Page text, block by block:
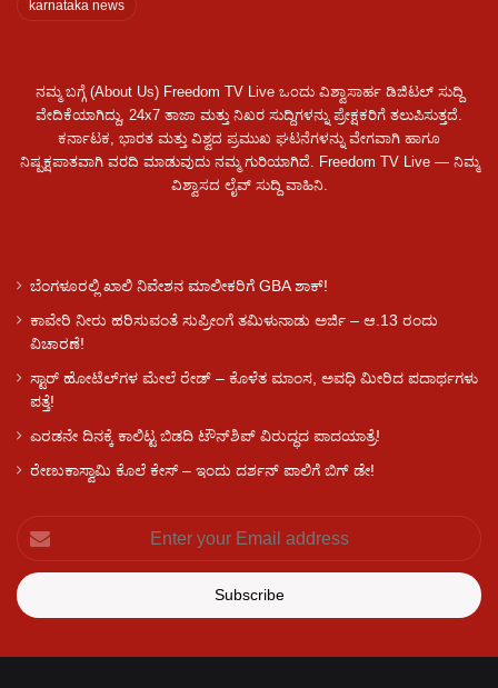
karnataka news
ನಮ್ಮ ಬಗ್ಗೆ (About Us) Freedom TV Live ಒಂದು ವಿಶ್ವಾಸಾರ್ಹ ಡಿಜಿಟಲ್ ಸುದ್ದಿ
ವೇದಿಕೆಯಾಗಿದ್ದು, 24x7 ತಾಜಾ ಮತ್ತು ನಿಖರ ಸುದ್ದಿಗಳನ್ನು ಪ್ರೇಕ್ಷಕರಿಗೆ ತಲುಪಿಸುತ್ತದೆ.
ಕರ್ನಾಟಕ, ಭಾರತ ಮತ್ತು ವಿಶ್ವದ ಪ್ರಮುಖ ಘಟನೆಗಳನ್ನು ವೇಗವಾಗಿ ಹಾಗೂ
ನಿಷ್ಪಕ್ಷಪಾತವಾಗಿ ವರದಿ ಮಾಡುವುದು ನಮ್ಮ ಗುರಿಯಾಗಿದೆ. Freedom TV Live — ನಿಮ್ಮ
ವಿಶ್ವಾಸದ ಲೈವ್ ಸುದ್ದಿ ವಾಹಿನಿ.
ಬೆಂಗಳೂರಲ್ಲಿ ಖಾಲಿ ನಿವೇಶನ ಮಾಲೀಕರಿಗೆ GBA ಶಾಕ್!
ಕಾವೇರಿ ನೀರು ಹರಿಸುವಂತೆ ಸುಪ್ರೀಂಗೆ ತಮಿಳುನಾಡು ಅರ್ಜಿ – ಆ.13 ರಂದು
ವಿಚಾರಣೆ!
ಸ್ಟಾರ್ ಹೋಟೆಲ್​​​ಗಳ ಮೇಲೆ ರೇಡ್ – ಕೊಳೆತ ಮಾಂಸ, ಅವಧಿ ಮೀರಿದ ಪದಾರ್ಥಗಳು
ಪತ್ತೆ!
ಎರಡನೇ ದಿನಕ್ಕೆ ಕಾಲಿಟ್ಟ ಬಿಡದಿ ಟೌನ್​ಶಿಪ್ ವಿರುದ್ಧದ ಪಾದಯಾತ್ರೆ!
ರೇಣುಕಾಸ್ವಾಮಿ ಕೊಲೆ‌ ಕೇಸ್​ – ಇಂದು ದರ್ಶನ್ ಪಾಲಿಗೆ ಬಿಗ್ ಡೇ!